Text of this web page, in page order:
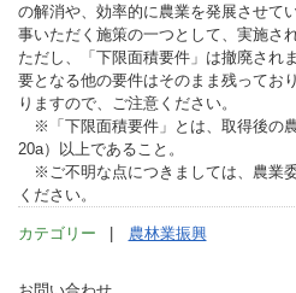
の解消や、効率的に農業を発展させて
事いただく施策の一つとして、実施さ
ただし、「下限面積要件」は撤廃され
要となる他の要件はそのまま残ってお
りますので、ご注意ください。
※「下限面積要件」とは、取得後の
20a）以上であること。
※ご不明な点につきましては、農業
ください。
カテゴリー 農林業振興
お問い合わせ